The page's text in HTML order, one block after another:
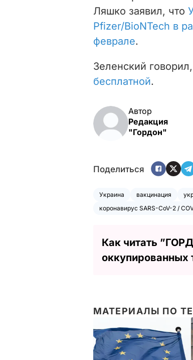
Ляшко заявил, что
Pfizer/BioNTech в
феврале.
Зеленский
бесплатной.
Автор
Редакция
"Гордон"
Поделиться
Украина вакцинация
коронавирус SARS-CoV-2 /
Как читать
оккупированных
МАТЕРИАЛЫ ПО